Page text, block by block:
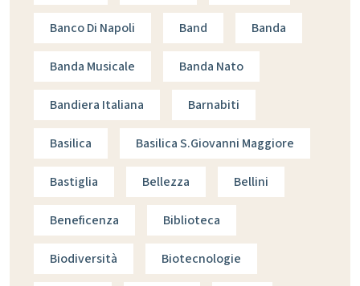
Banco Di Napoli Band Banda
Banda Musicale Banda Nato
Bandiera Italiana Barnabiti
Basilica Basilica S.giovanni Maggiore
Bastiglia Bellezza Bellini
Beneficenza Biblioteca
Biodiversità Biotecnologie